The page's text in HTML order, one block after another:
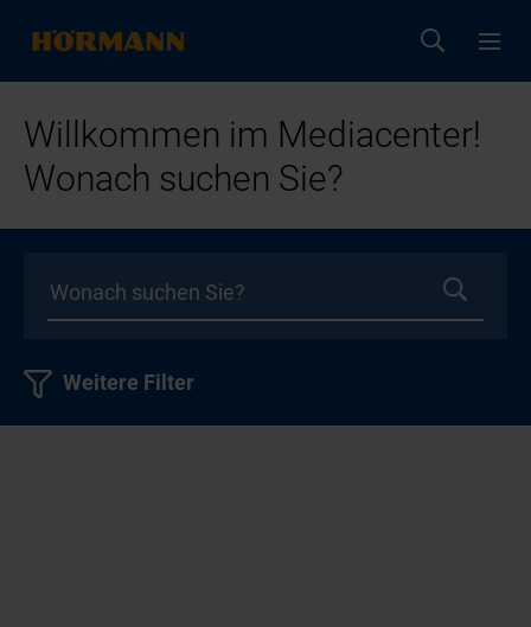
Willkommen im Mediacenter!
Wonach suchen Sie?
Weitere Filter